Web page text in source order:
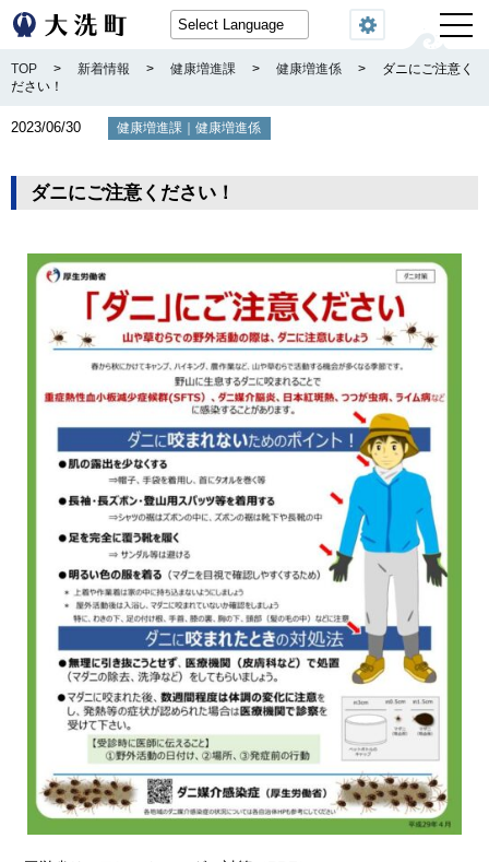
閲覧機能
TOP > 新着情報 > 健康増進課 > 健康増進係 >
ダニにご注意く
ださい！
2023/06/30 健康増進課 ｜健康増進係
ダニにご注意ください！